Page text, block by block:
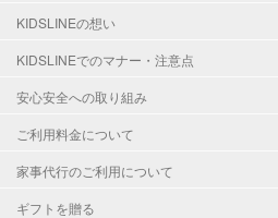
KIDSLINEの想い
KIDSLINEでのマナー・注意点
安心安全への取り組み
ご利用料金について
家事代行のご利用について
ギフトを贈る